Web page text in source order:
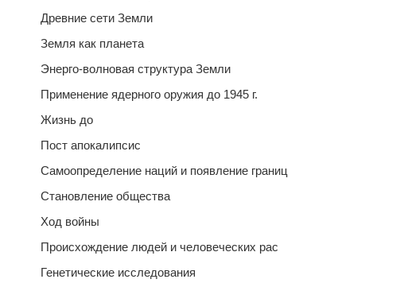
Древние сети Земли
Земля как планета
Энерго-волновая структура Земли
Применение ядерного оружия до 1945 г.
Жизнь до
Пост апокалипсис
Самоопределение наций и появление границ
Становление общества
Ход войны
Происхождение людей и человеческих рас
Генетические исследования